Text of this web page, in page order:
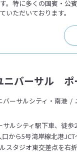
。特に多くの国賓・公
いただいております。
バーサル ポ
バーサルシティ・南港
サルシティ駅下車、徒歩
から5号湾岸線北港
スタジオ東交差点を右